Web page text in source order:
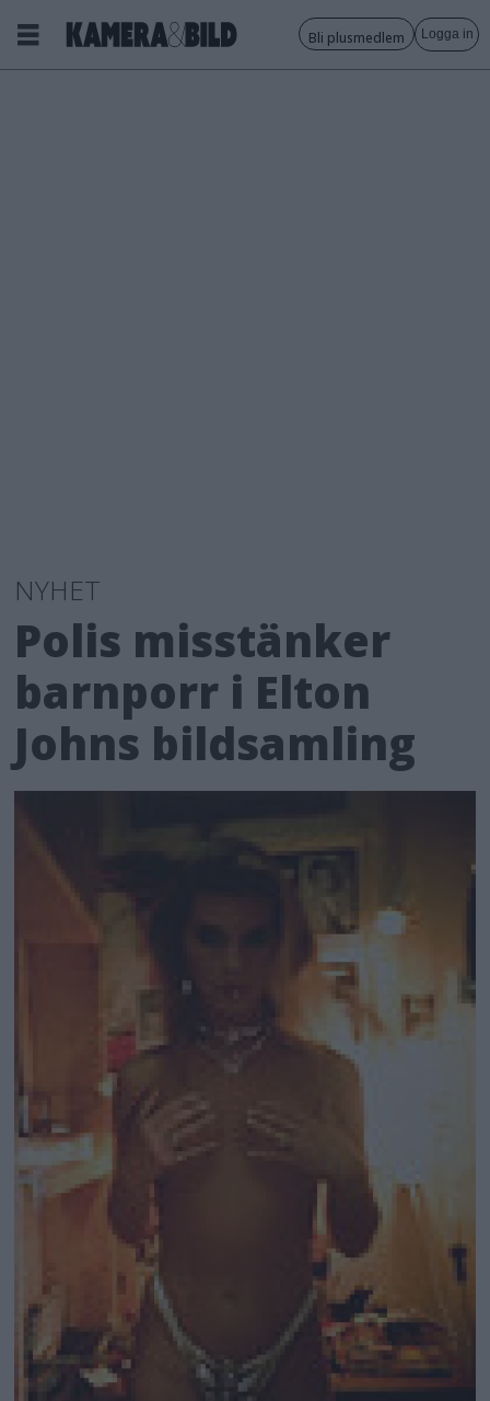
Bli plusmedlem Logga in
NYHET
Polis misstänker
barnporr i Elton
Johns bildsamling